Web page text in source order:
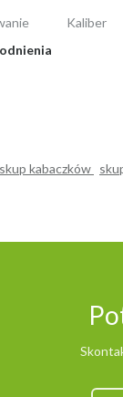
Kaliber
skup kabaczków